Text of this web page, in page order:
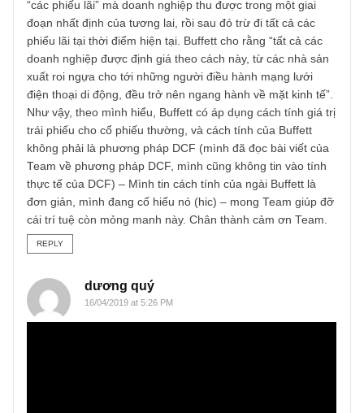
REPLY
Phượng
09/04/2019 at 8:49 AM
Cảm ơn sự hồi đáp ý nghĩa của Team,
mình đã kiểm tra lại cụ thể từ Lợi tức vốn hoá, họ gọi là Tỷ
lệ chiết khấu, xin lỗi vì đã làm Team khó hiểu
Câu trả lời của bạn Sơn và Team dành cho mình là rõ
song, mình muốn hỏi thêm Team một chút, vì còn lăn tăn
với đoạn “Chúng tôi thì ít dùng thứ nầy, do không phải đầu
tư vào trái phiếu; còn khi đầu tư vào cổ phiếu thì chúng tôi
không tin vào mô hình DCF”. Mình đọc được đoạn văn
trường trái phiếu mỗi ngày tính tổng các phiếu lãi có kỳ
của một trái phiếu và chiết khấu những phiếu lãi này theo
suất hiện hành. Việc này xác định giá trị trái phiếu. Để xác